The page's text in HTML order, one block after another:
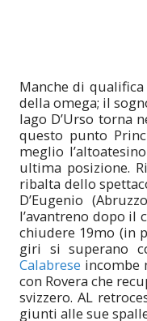
Manche di
della omega; il
lago D’Urso torna
questo punto
meglio
ultima posizione.
ribalta dello
D’Eugenio
l’avantreno dopo il
chiudere 19mo (in
giri si superano
Calabrese incombe
con Rovera che
svizzero. AL
giunti alle sue